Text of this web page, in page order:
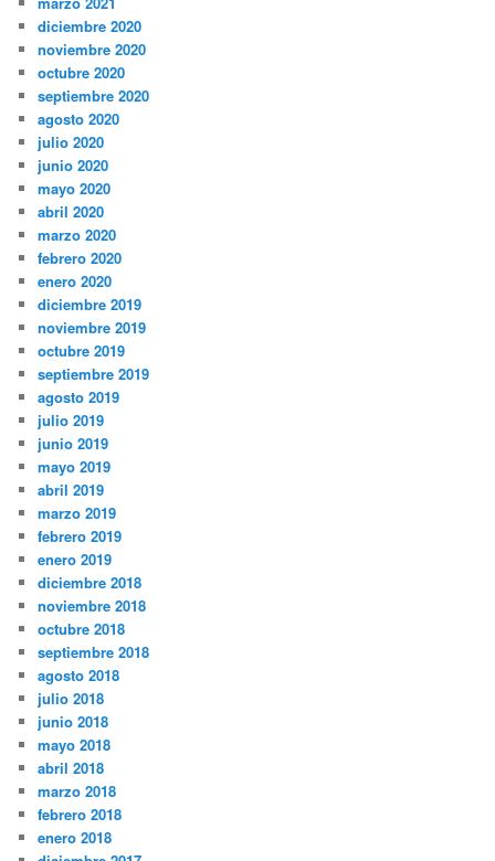
diciembre 2020
noviembre 2020
octubre 2020
septiembre 2020
agosto 2020
julio 2020
junio 2020
mayo 2020
abril 2020
marzo 2020
febrero 2020
enero 2020
diciembre 2019
noviembre 2019
octubre 2019
septiembre 2019
agosto 2019
julio 2019
junio 2019
mayo 2019
abril 2019
marzo 2019
febrero 2019
enero 2019
diciembre 2018
noviembre 2018
octubre 2018
septiembre 2018
agosto 2018
julio 2018
junio 2018
mayo 2018
abril 2018
marzo 2018
febrero 2018
enero 2018